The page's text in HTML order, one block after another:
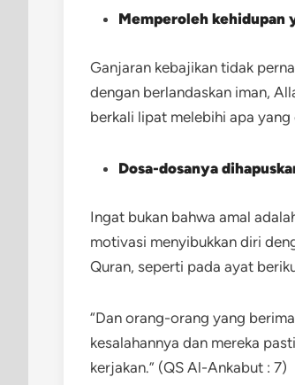
Memperoleh kehidupan
Ganjaran kebajikan tidak
dengan berlandaskan iman,
berkali lipat melebihi apa yang
Dosa-dosanya
Ingat bukan bahwa amal
motivasi menyibukkan diri
Quran, seperti pada ayat
“Dan orang-orang yang
kesalahannya dan mereka
kerjakan.” (QS Al-Ankabut : 7)